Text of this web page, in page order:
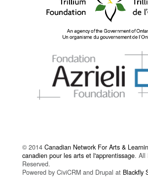
© 2014 Canadian Network For Arts &
canadien pour les arts et l'apprentissage. All
Reserved.
Powered by CiviCRM and Drupal at Blackfly